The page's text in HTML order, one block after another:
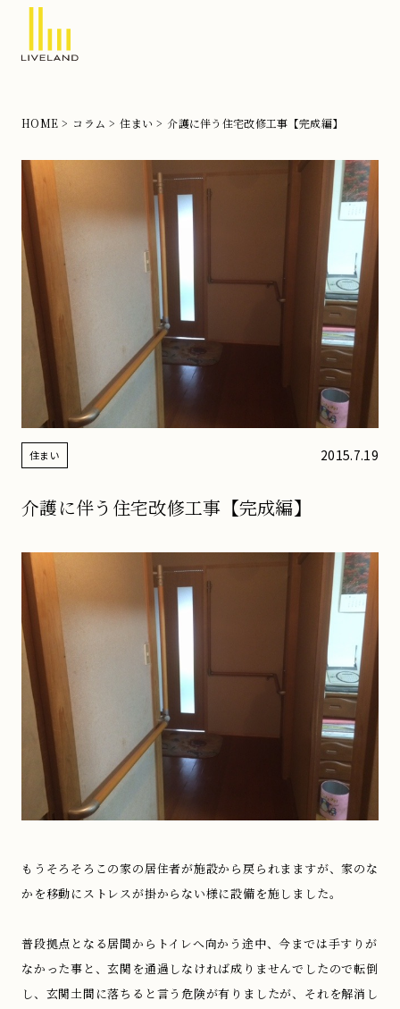
の
文
住
な
ら
リ
ブ
HOME コラム 住まい 介護に伴う住宅改修工事【完成編】
住まい 2015.7.19
介護に伴う住宅改修工事【完成編】
もうそろそろこの家の居住者が施設から戻られまますが、家のな
かを移動にストレスが掛からない様に設備を施しました。
普段拠点となる居間からトイレへ向かう途中、今までは手すりが
なかった事と、玄関を通過しなければ成りませんでしたので転倒
し、玄関土間に落ちると言う危険が有りましたが、それを解消し